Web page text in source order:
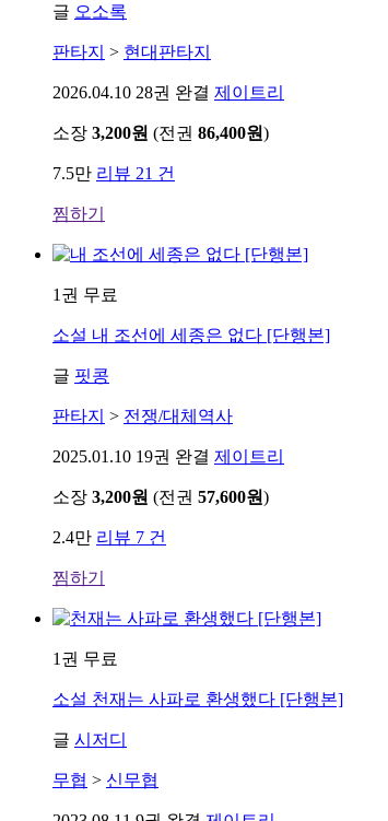
글 오소록
판타지 > 현대판타지
2026.04.10 28권 완결 제이트리
소장 3,200원 (전권 86,400원)
7.5만 리뷰 21 건
찜하기
1권 무료
소설 내 조선에 세종은 없다 [단행본]
글 핏콩
판타지 > 전쟁/대체역사
2025.01.10 19권 완결 제이트리
소장 3,200원 (전권 57,600원)
2.4만 리뷰 7 건
찜하기
1권 무료
소설 천재는 사파로 환생했다 [단행본]
글 시저디
무협 > 신무협